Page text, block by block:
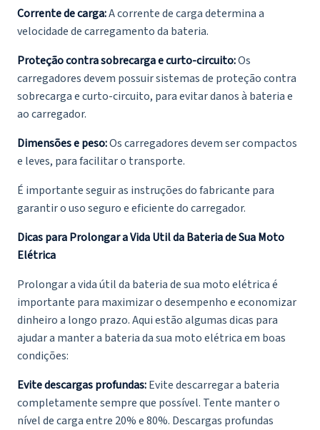
Corrente de carga:A corrente de carga determina a
velocidade de carregamento da bateria.
Proteção contra sobrecarga e curto-circuito:Os
carregadores devem possuir sistemas de proteção contra
sobrecarga e curto-circuito, para evitar danos à bateria e
ao carregador.
Dimensões e peso:Os carregadores devem ser compactos
e leves, para facilitar o transporte.
É importante seguir as instruções do fabricante para
garantir o uso seguro e eficiente do carregador.
Dicas para Prolongar a Vida Util da Bateria de Sua Moto
Elétrica
Prolongar a vida útil da bateria de sua moto elétrica é
importante para maximizar o desempenho e economizar
dinheiro a longo prazo. Aqui estão algumas dicas para
ajudar a manter a bateria da sua moto elétrica em boas
condições:
Evite descargas profundas:Evite descarregar a bateria
completamente sempre que possível. Tente manter o
nível de carga entre 20% e 80%. Descargas profundas